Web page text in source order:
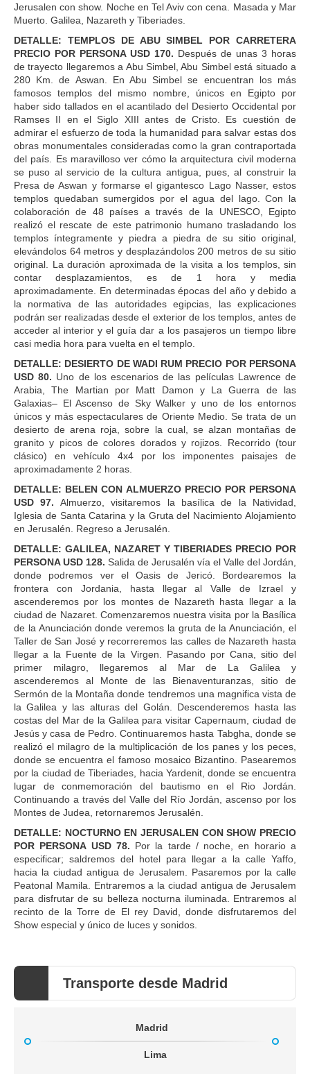
Jerusalen con show. Noche en Tel Aviv con cena. Masada y Mar
Muerto. Galilea, Nazareth y Tiberiades.
DETALLE: TEMPLOS DE ABU SIMBEL POR CARRETERA
PRECIO POR PERSONA USD 170. Después de unas 3 horas
de trayecto llegaremos a Abu Simbel, Abu Simbel está situado a
280 Km. de Aswan. En Abu Simbel se encuentran los más
famosos templos del mismo nombre, únicos en Egipto por
haber sido tallados en el acantilado del Desierto Occidental por
Ramses II en el Siglo XIII antes de Cristo. Es cuestión de
admirar el esfuerzo de toda la humanidad para salvar estas dos
obras monumentales consideradas como la gran contraportada
del país. Es maravilloso ver cómo la arquitectura civil moderna
se puso al servicio de la cultura antigua, pues, al construir la
Presa de Aswan y formarse el gigantesco Lago Nasser, estos
templos quedaban sumergidos por el agua del lago. Con la
colaboración de 48 países a través de la UNESCO, Egipto
realizó el rescate de este patrimonio humano trasladando los
templos íntegramente y piedra a piedra de su sitio original,
elevándolos 64 metros y desplazándolos 200 metros de su sitio
original. La duración aproximada de la visita a los templos, sin
contar desplazamientos, es de 1 hora y media
aproximadamente. En determinadas épocas del año y debido a
la normativa de las autoridades egipcias, las explicaciones
podrán ser realizadas desde el exterior de los templos, antes de
acceder al interior y el guía dar a los pasajeros un tiempo libre
casi media hora para vuelta en el templo.
DETALLE: DESIERTO DE WADI RUM PRECIO POR PERSONA
USD 80. Uno de los escenarios de las películas Lawrence de
Arabia, The Martian por Matt Damon y La Guerra de las
Galaxias– El Ascenso de Sky Walker y uno de los entornos
únicos y más espectaculares de Oriente Medio. Se trata de un
desierto de arena roja, sobre la cual, se alzan montañas de
granito y picos de colores dorados y rojizos. Recorrido (tour
clásico) en vehículo 4x4 por los imponentes paisajes de
aproximadamente 2 horas.
DETALLE: BELEN CON ALMUERZO PRECIO POR PERSONA
USD 97. Almuerzo, visitaremos la basílica de la Natividad,
Iglesia de Santa Catarina y la Gruta del Nacimiento Alojamiento
en Jerusalén. Regreso a Jerusalén.
DETALLE: GALILEA, NAZARET Y TIBERIADES PRECIO POR
PERSONA USD 128. Salida de Jerusalén vía el Valle del Jordán,
donde podremos ver el Oasis de Jericó. Bordearemos la
frontera con Jordania, hasta llegar al Valle de Izrael y
ascenderemos por los montes de Nazareth hasta llegar a la
ciudad de Nazaret. Comenzaremos nuestra visita por la Basílica
de la Anunciación donde veremos la gruta de la Anunciación, el
Taller de San José y recorreremos las calles de Nazareth hasta
llegar a la Fuente de la Virgen. Pasando por Cana, sitio del
primer milagro, llegaremos al Mar de La Galilea y
ascenderemos al Monte de las Bienaventuranzas, sitio de
Sermón de la Montaña donde tendremos una magnifica vista de
la Galilea y las alturas del Golán. Descenderemos hasta las
costas del Mar de la Galilea para visitar Capernaum, ciudad de
Jesús y casa de Pedro. Continuaremos hasta Tabgha, donde se
realizó el milagro de la multiplicación de los panes y los peces,
donde se encuentra el famoso mosaico Bizantino. Pasearemos
por la ciudad de Tiberiades, hacia Yardenit, donde se encuentra
lugar de conmemoración del bautismo en el Rio Jordán.
Continuando a través del Valle del Río Jordán, ascenso por los
Montes de Judea, retornaremos Jerusalén.
DETALLE: NOCTURNO EN JERUSALEN CON SHOW PRECIO
POR PERSONA USD 78. Por la tarde / noche, en horario a
especificar; saldremos del hotel para llegar a la calle Yaffo,
hacia la ciudad antigua de Jerusalem. Pasaremos por la calle
Peatonal Mamila. Entraremos a la ciudad antigua de Jerusalem
para disfrutar de su belleza nocturna iluminada. Entraremos al
recinto de la Torre de El rey David, donde disfrutaremos del
Show especial y único de luces y sonidos.
Transporte desde Madrid
Madrid
Lima